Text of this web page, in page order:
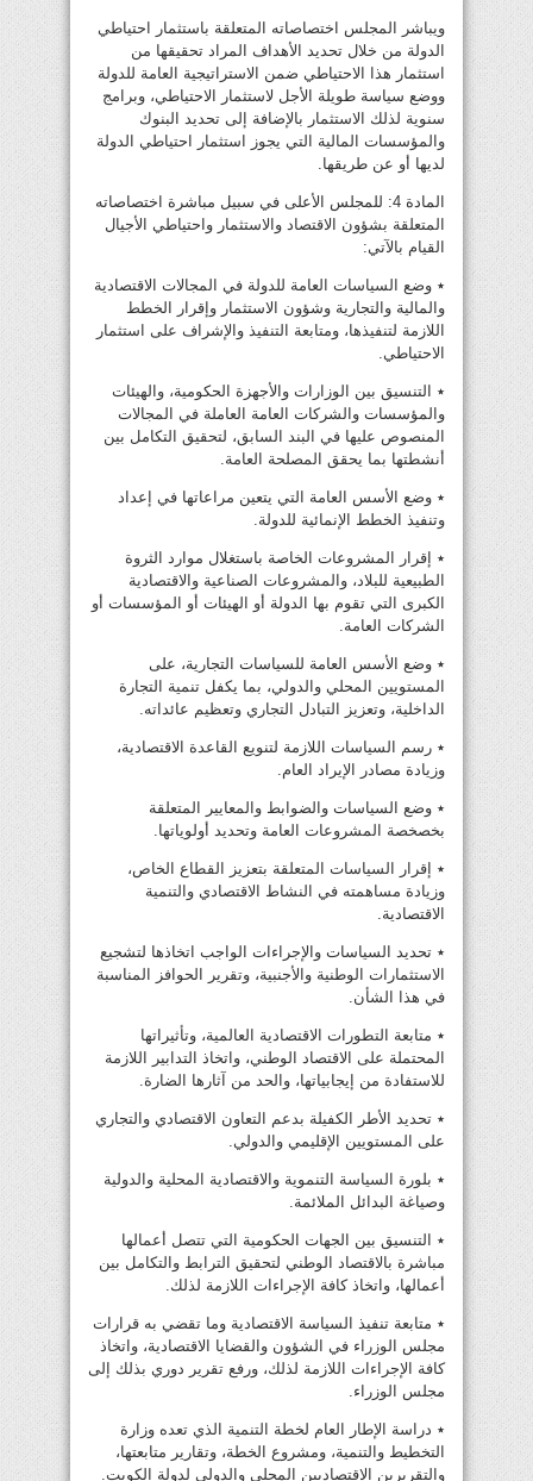
ويباشر المجلس اختصاصاته المتعلقة باستثمار احتياطي
الدولة من خلال تحديد الأهداف المراد تحقيقها من
استثمار هذا الاحتياطي ضمن الاستراتيجية العامة للدولة
ووضع سياسة طويلة الأجل لاستثمار الاحتياطي، وبرامج
سنوية لذلك الاستثمار بالإضافة إلى تحديد البنوك
والمؤسسات المالية التي يجوز استثمار احتياطي الدولة
لديها أو عن طريقها.
المادة 4: للمجلس الأعلى في سبيل مباشرة اختصاصاته
المتعلقة بشؤون الاقتصاد والاستثمار واحتياطي الأجيال
القيام بالآتي:
٭ وضع السياسات العامة للدولة في المجالات الاقتصادية
والمالية والتجارية وشؤون الاستثمار وإقرار الخطط
اللازمة لتنفيذها، ومتابعة التنفيذ والإشراف على استثمار
الاحتياطي.
٭ التنسيق بين الوزارات والأجهزة الحكومية، والهيئات
والمؤسسات والشركات العامة العاملة في المجالات
المنصوص عليها في البند السابق، لتحقيق التكامل بين
أنشطتها بما يحقق المصلحة العامة.
٭ وضع الأسس العامة التي يتعين مراعاتها في إعداد
وتنفيذ الخطط الإنمائية للدولة.
٭ إقرار المشروعات الخاصة باستغلال موارد الثروة
الطبيعية للبلاد، والمشروعات الصناعية والاقتصادية
الكبرى التي تقوم بها الدولة أو الهيئات أو المؤسسات أو
الشركات العامة.
٭ وضع الأسس العامة للسياسات التجارية، على
المستويين المحلي والدولي، بما يكفل تنمية التجارة
الداخلية، وتعزيز التبادل التجاري وتعظيم عائداته.
٭ رسم السياسات اللازمة لتنويع القاعدة الاقتصادية،
وزيادة مصادر الإيراد العام.
٭ وضع السياسات والضوابط والمعايير المتعلقة
بخصخصة المشروعات العامة وتحديد أولوياتها.
٭ إقرار السياسات المتعلقة بتعزيز القطاع الخاص،
وزيادة مساهمته في النشاط الاقتصادي والتنمية
الاقتصادية.
٭ تحديد السياسات والإجراءات الواجب اتخاذها لتشجيع
الاستثمارات الوطنية والأجنبية، وتقرير الحوافز المناسبة
في هذا الشأن.
٭ متابعة التطورات الاقتصادية العالمية، وتأثيراتها
المحتملة على الاقتصاد الوطني، واتخاذ التدابير اللازمة
للاستفادة من إيجابياتها، والحد من آثارها الضارة.
٭ تحديد الأطر الكفيلة بدعم التعاون الاقتصادي والتجاري
على المستويين الإقليمي والدولي.
٭ بلورة السياسة التنموية والاقتصادية المحلية والدولية
وصياغة البدائل الملائمة.
٭ التنسيق بين الجهات الحكومية التي تتصل أعمالها
مباشرة بالاقتصاد الوطني لتحقيق الترابط والتكامل بين
أعمالها، واتخاذ كافة الإجراءات اللازمة لذلك.
٭ متابعة تنفيذ السياسة الاقتصادية وما تقضي به قرارات
مجلس الوزراء في الشؤون والقضايا الاقتصادية، واتخاذ
كافة الإجراءات اللازمة لذلك، ورفع تقرير دوري بذلك إلى
مجلس الوزراء.
٭ دراسة الإطار العام لخطة التنمية الذي تعده وزارة
التخطيط والتنمية، ومشروع الخطة، وتقارير متابعتها،
والتقريرين الاقتصاديين المحلي والدولي لدولة الكويت.